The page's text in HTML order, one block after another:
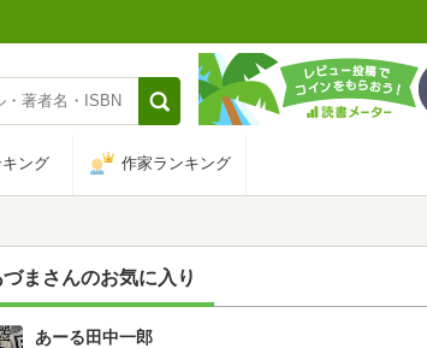
ング 作家ランキング
ま さんのお気に入り
あーる田中一郎